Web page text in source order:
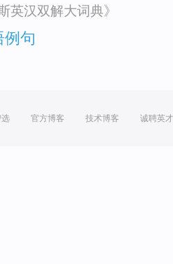
英汉双解大词典》
例句
官方博客 技术博客 诚聘英才